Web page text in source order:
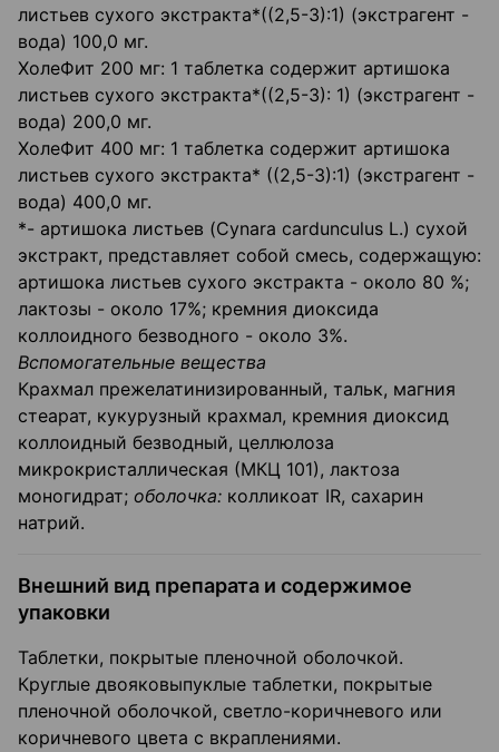
листьев сухого экстракта*((2,5-3):1) (экстрагент -
вода) 100,0 мг.
ХолеФит 200 мг: 1 таблетка содержит артишока
листьев сухого экстракта*((2,5-3): 1) (экстрагент -
вода) 200,0 мг.
ХолеФит 400 мг: 1 таблетка содержит артишока
листьев сухого экстракта* ((2,5-3):1) (экстрагент -
вода) 400,0 мг.
*- артишока листьев (Cynara cardunculus L.) сухой
экстракт, представляет собой смесь, содержащую:
артишока листьев сухого экстракта - около 80 %;
лактозы - около 17%; кремния диоксида
коллоидного безводного - около 3%.
Вспомогательные вещества
Крахмал прежелатинизированный, тальк, магния
стеарат, кукурузный крахмал, кремния диоксид
коллоидный безводный, целлюлоза
микрокристаллическая (МКЦ 101), лактоза
моногидрат; оболочка: колликоат IR, сахарин
натрий.
Внешний вид препарата и содержимое
упаковки
Таблетки, покрытые пленочной оболочкой.
Круглые двояковыпуклые таблетки, покрытые
пленочной оболочкой, светло-коричневого или
коричневого цвета с вкраплениями.